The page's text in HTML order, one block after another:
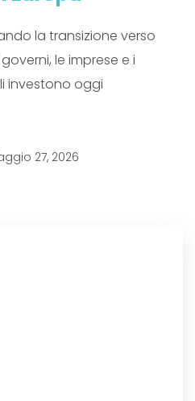
la transizione verso
le imprese e i
investono oggi
27, 2026